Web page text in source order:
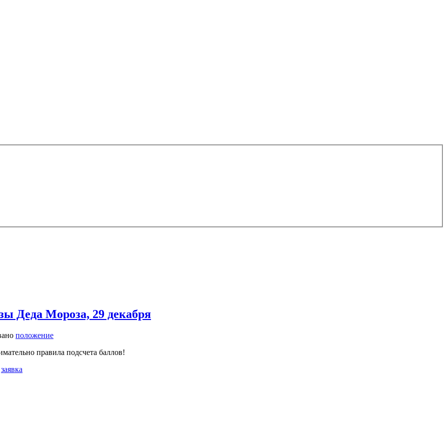
Деда Мороза, 29 декабря
положение
правила подсчета баллов!
заявка